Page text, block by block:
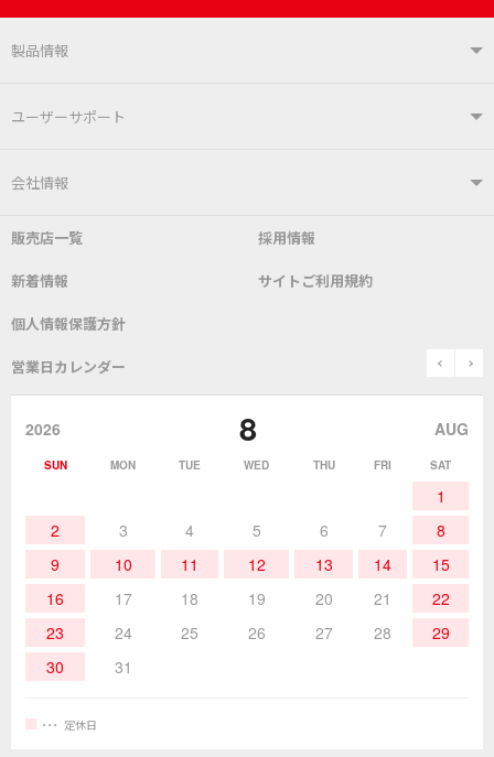
製品情報
製品情報TOP
はんだ付けシステム
こて先 自動はんだ送り装置
表面実装/SMT関連
作業環境／材料
ユーザーサポート
ユーザーサポートTOP
よくあるご質問 デモ機貸し出しサービス
SDS(MSDS)製品
取扱説明書
該非説明発行の申込み
会社情報
会社概要 社長あいさつ
グットのあゆみ
販売店一覧 採用情報
新着情報 サイトご利用規約
個人情報保護方針
営業日カレンダー prev
2026 8 AUG
SUN MON TUE WED THU FRI SAT
1
2
3 4 5 6 7
8
9
10 11 12 13 14
15
16
17 18 19 20 21
22
23
24 25 26 27 28
29
30
31
定休日